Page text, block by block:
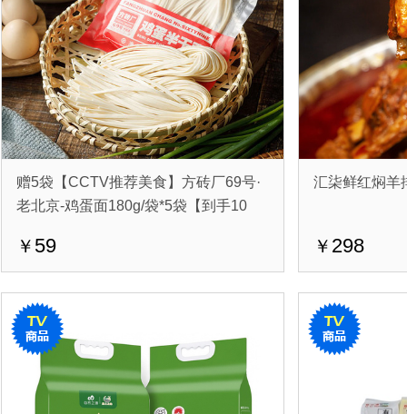
赠5袋【CCTV推荐美食】方砖厂69号·
老北京-鸡蛋面180g/袋*5袋【到手10
￥ 59
汇柒鲜红焖羊
￥ 298